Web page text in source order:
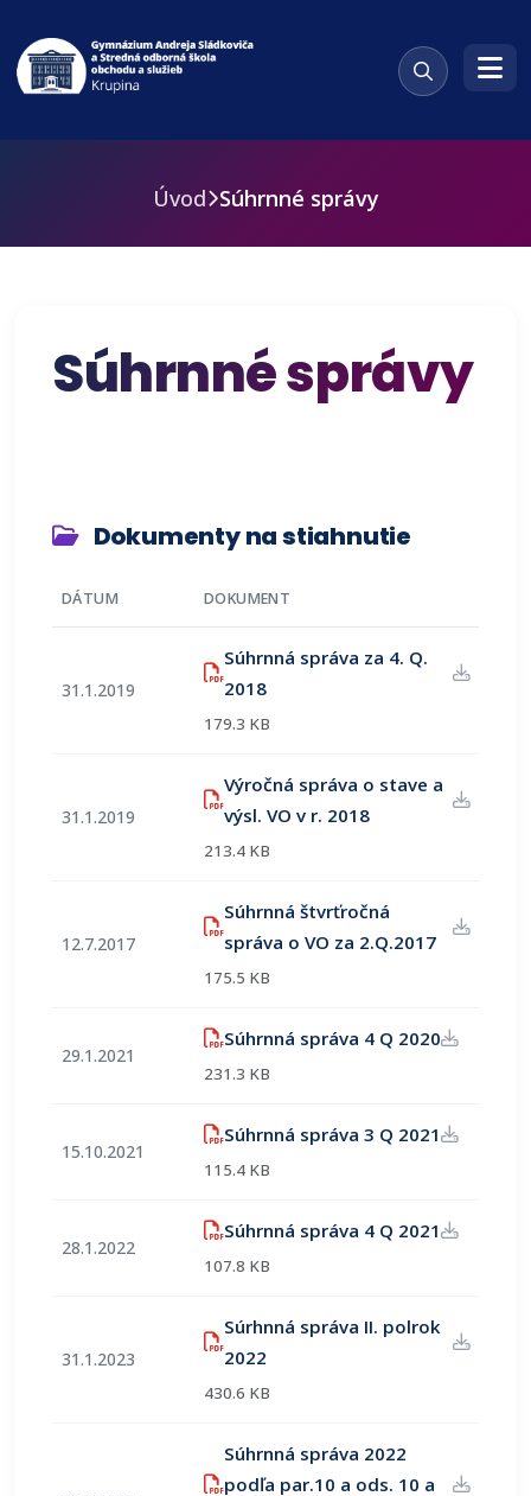
Úvod Súhrnné správy
Súhrnné správy
Dokumenty na stiahnutie
DÁTUM DOKUMENT
31.1.2019
Súhrnná správa za 4. Q.
2018(otvorí sa v novom okne)
179.3 KB
31.1.2019
Výročná správa o stave a
výsl. VO v r. 2018(otvorí sa v
213.4 KB
12.7.2017
Súhrnná štvrťročná
správa o VO za 2.Q.2017(otvorí sa
175.5 KB
29.1.2021
Súhrnná správa 4 Q 2020(otvorí sa
231.3 KB
15.10.2021
Súhrnná správa 3 Q 2021(otvorí sa
115.4 KB
28.1.2022
Súhrnná správa 4 Q 2021(otvorí sa
107.8 KB
31.1.2023
Súrhnná správa II. polrok
2022 (otvorí sa v novom okne)
430.6 KB
Súhrnná správa 2022
podľa par.10 a ods. 10 a